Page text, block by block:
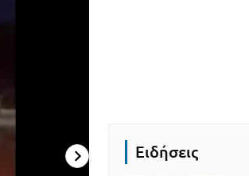
Ειδήσεις